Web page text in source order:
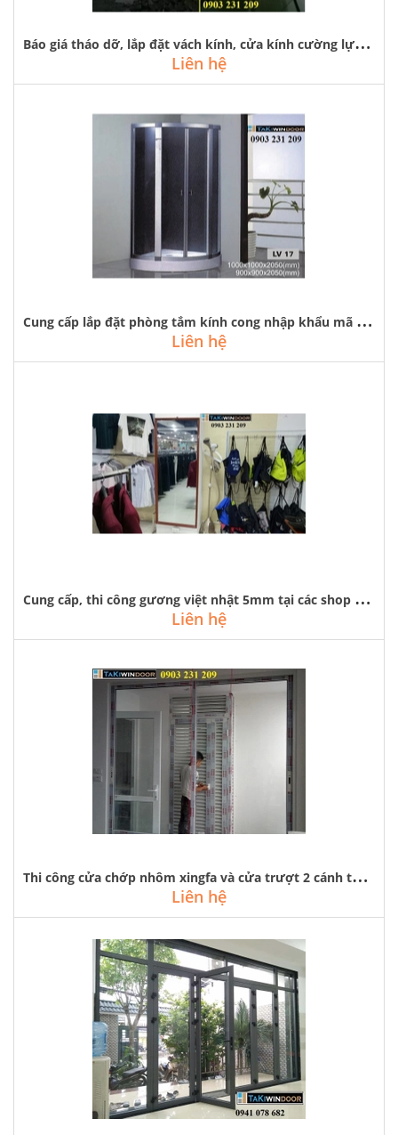
B
áo giá tháo dỡ, lắp đặt vách kính, cửa kính cường lực tại royal city
Liên hệ
C
ung cấp lắp đặt phòng tắm kính cong nhập khẩu mã lv-17 tại cổ nhuế
Liên hệ
C
ung cấp, thi công gương việt nhật 5mm tại các shop thời trang hà nội
Liên hệ
T
hi công cửa chớp nhôm xingfa và cửa trượt 2 cánh tại riverside garden
Liên hệ